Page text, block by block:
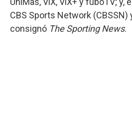
CBS Sports Network (CBSSN)
consignó The Sporting News.